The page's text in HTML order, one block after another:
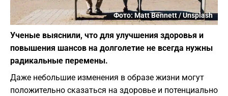
Фото: Matt Bennett / Unsplash
Ученые выяснили, что для улучшения здоровья и
повышения шансов на долголетие не всегда нужны
радикальные перемены.
Даже небольшие изменения в образе жизни могут
положительно сказаться на здоровье и потенциально